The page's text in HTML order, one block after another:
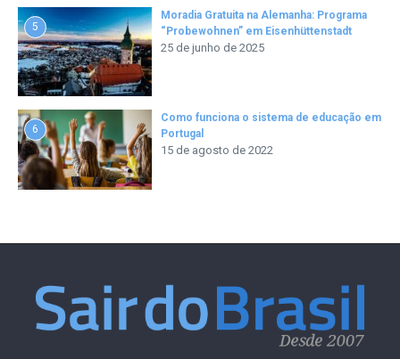
5
Moradia Gratuita na Alemanha: Programa
“Probewohnen” em Eisenhüttenstadt
25 de junho de 2025
6
Como funciona o sistema de educação em
Portugal
15 de agosto de 2022